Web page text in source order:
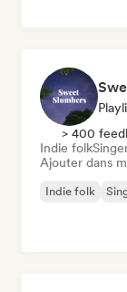
> 400
Indie folk
Ajouter dans
Indie folk